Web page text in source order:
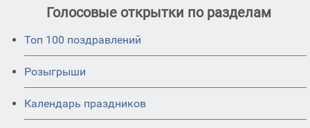
Голосовые открытки по разделам
Топ 100 поздравлений
Розыгрыши
Календарь праздников